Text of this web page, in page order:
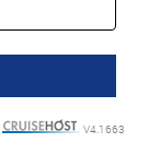
V4.1663